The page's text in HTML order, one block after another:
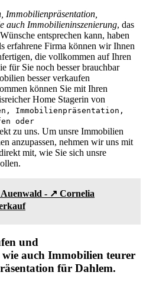
Immobilienpräsentation,
auch Immobilieninszenierung, das
entsprechen kann, haben
erfahrene Firma können wir Ihnen
die vollkommen auf Ihren
für Sie noch besser brauchbar
besser verkaufen
können Sie mit Ihren
Home Stagerin von
Immobilienpräsentation,
oder
zu uns. Um unsre Immobilien
anzupassen, nehmen wir uns mit
mit, wie Sie sich unsre
Auenwald - ↗️ Cornelia
und
auch Immobilien teurer
für Dahlem.